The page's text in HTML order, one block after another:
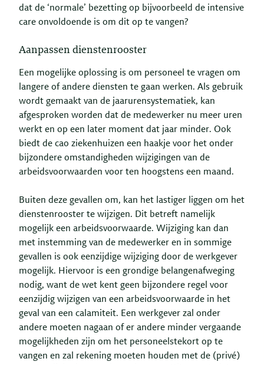
dat de ‘normale’ bezetting op bijvoorbeeld de intensive
care onvoldoende is om dit op te vangen?
Aanpassen dienstenrooster
Een mogelijke oplossing is om personeel te vragen om
langere of andere diensten te gaan werken. Als gebruik
wordt gemaakt van de jaarurensystematiek, kan
afgesproken worden dat de medewerker nu meer uren
werkt en op een later moment dat jaar minder. Ook
biedt de cao ziekenhuizen een haakje voor het onder
bijzondere omstandigheden wijzigingen van de
arbeidsvoorwaarden voor ten hoogstens een maand.
Buiten deze gevallen om, kan het lastiger liggen om het
dienstenrooster te wijzigen. Dit betreft namelijk
mogelijk een arbeidsvoorwaarde. Wijziging kan dan
met instemming van de medewerker en in sommige
gevallen is ook eenzijdige wijziging door de werkgever
mogelijk. Hiervoor is een grondige belangenafweging
nodig, want de wet kent geen bijzondere regel voor
eenzijdig wijzigen van een arbeidsvoorwaarde in het
geval van een calamiteit. Een werkgever zal onder
andere moeten nagaan of er andere minder vergaande
mogelijkheden zijn om het personeelstekort op te
vangen en zal rekening moeten houden met de (privé)